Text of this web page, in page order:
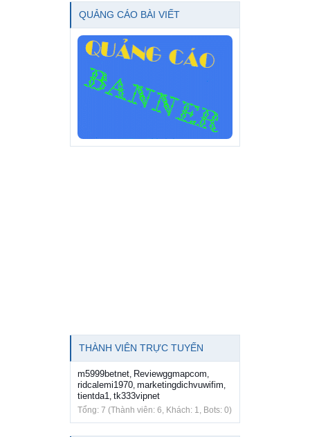
QUẢNG CÁO BÀI VIẾT
THÀNH VIÊN TRỰC TUYẾN
m5999betnet Reviewggmapcom
ridcalemi1970 marketingdichvuwifim
tientda1 tk333vipnet
Tổng: 7 (Thành viên: 6, Khách: 1, Bots: 0)